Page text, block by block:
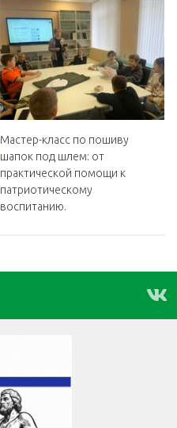
Мастер-класс по пошиву
шапок под шлем: от
практической помощи к
патриотическому
воспитанию.